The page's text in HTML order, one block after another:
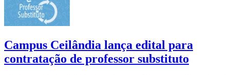
Campus Ceilândia lança edital para
contratação de professor substituto